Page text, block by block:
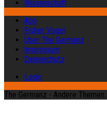
Wissenschaft
Abo
Früher Vogel
Über The Germanz
Impressum
Datenschutz
Login
The Germanz - Andere